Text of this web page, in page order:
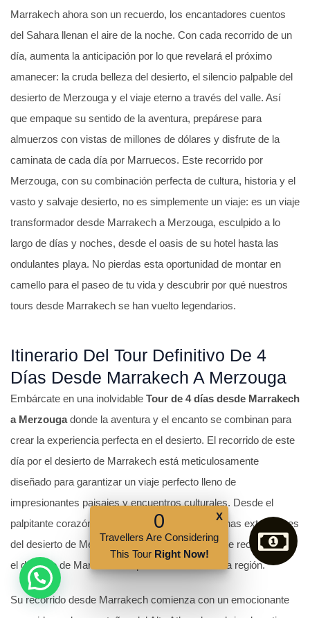
Marrakech ahora son un recuerdo, los encantadores cuentos
del Sahara llenan el aire de la noche. Con cada recorrido de un
día, aumenta la anticipación por lo que revelará el próximo
amanecer: la cruda belleza del desierto, el silencio palpable del
desierto de Merzouga y el viaje eterno a través del valle. Así
que empaque su sentido de la aventura, prepárese para
almuerzos con vistas de millones de dólares y disfrute de la
caminata de cada día por Marruecos. Este recorrido por
Merzouga, con su combinación perfecta de cultura, historia y el
vasto y salvaje desierto, no es simplemente un viaje: es un viaje
transformador desde Marrakech a Merzouga, esculpido a lo
largo de días y noches, desde el oasis de su hotel hasta las
ondulantes playa. No pierdas esta oportunidad de montar en
camello para el paseo de tu vida y descubrir por qué nuestros
tours desde Marrakech se han vuelto legendarios.
Itinerario Del Tour Definitivo De 4
Días Desde Marrakech A Merzouga
Embárcate en una inolvidable Tour de 4 días desde Marrakech
a Merzougadonde la aventura y el encanto se combinan para
crear la experiencia perfecta en el desierto. El recorrido de este
día por el desierto de Marrakech está meticulosamente
diseñado para garantizar un viaje perfecto lleno de
impresionantes paisajes y encuentros culturales. Desde el
palpitante corazón de Marrakech hasta las serenas extensiones
del desierto de Merzouga, cada momento de este recorrido por
el desierto de Marruecos captura la esencia de la región.
Su recorrido desde Marrakech comienza con un emocionante
X
0
Travellers Are Considering
This Tour Right Now!